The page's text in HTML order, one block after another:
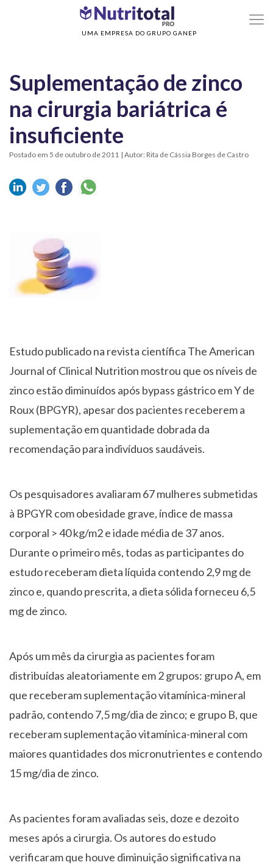
UMA EMPRESA DO GRUPO GANEP
Sem categoria> Suplementação de zinco na cirurgia bariátrica é
Suplementação de zinco
na cirurgia bariátrica é
insuficiente
Postado em 5 de outubro de 2011 | Autor: Rita de Cássia Borges de Castro
Estudo publicado na revista científica The American
Journal of Clinical Nutrition mostrou que os níveis de
zinco estão diminuídos após bypass gástrico em Y de
Roux (BPGYR), apesar dos pacientes receberem a
suplementação em quantidade dobrada da
recomendação para indivíduos saudáveis.
Os pesquisadores avaliaram 67 mulheres submetidas
à BPGYR com obesidade grave, índice de massa
corporal > 40 kg/m2 e idade média de 37 anos.
Durante o primeiro mês, todas as participantes do
estudo receberam dieta líquida contendo 2,9 mg de
zinco e, quando prescrita, a dieta sólida forneceu 6,5
mg de zinco.
Após um mês da cirurgia as pacientes foram
distribuídas aleatoriamente em 2 grupos: grupo A, em
que receberam suplementação vitamínica-mineral
padrão, contendo 7,5 mg/dia de zinco; e grupo B, que
receberam suplementação vitamínica-mineral com
maiores quantidades dos micronutrientes e contendo
15 mg/dia de zinco.
As pacientes foram avaliadas seis, doze e dezoito
meses após a cirurgia. Os autores do estudo
verificaram que houve diminuição significativa na